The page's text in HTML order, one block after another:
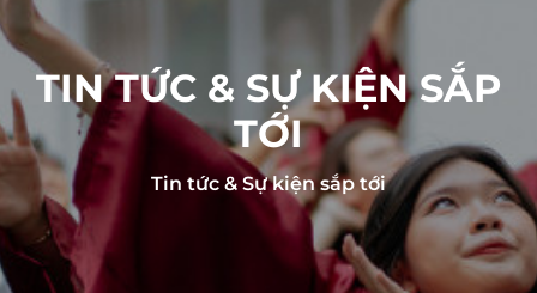
TIN TỨC & SỰ KIỆN SẮP
TỚI
Tin tức & Sự kiện sắp tới